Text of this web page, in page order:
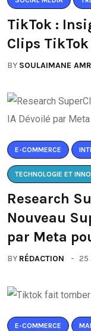
TikTok :
Clips
BY SOULAIMANE
E-COMMERCE
TECHNOLOGIE ET
Research
Nouveau
par Meta
BY RÉDACTION 25
E-COMMERCE